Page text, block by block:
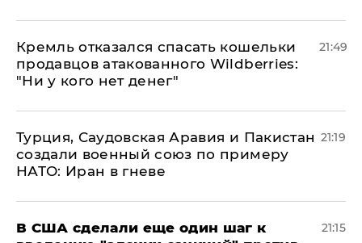
Кремль отказался спасать кошельки
продавцов атакованного Wildberries:
"Ни у кого нет денег"
21:49
Турция, Саудовская Аравия и Пакистан
создали военный союз по примеру
НАТО: Иран в гневе
21:19
В США сделали еще один шаг к
21:15